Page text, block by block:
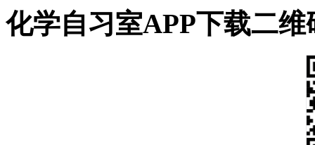
化学自习室APP下载二维